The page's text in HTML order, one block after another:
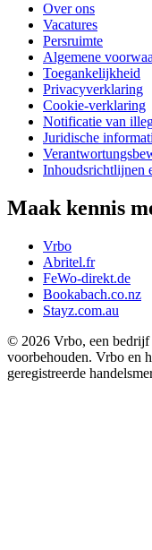
Over ons
Vacatures
Persruimte
Algemene
Toegankelijkheid
Privacyverklaring
Cookie-verklaring
Notificatie van
Juridische
Inhoudsrichtlijnen
Maak kennis
Vrbo
Abritel.fr
FeWo-direkt.de
Bookabach.co.nz
Stayz.com.au
© 2026 Vrbo, een
voorbehouden. Vrbo en
geregistreerde